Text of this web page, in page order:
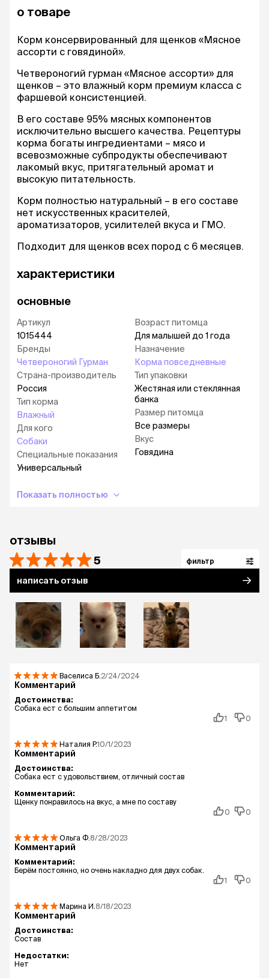
о товаре
Корм консервированный для щенков «Мясное
ассорти с говядиной».
Четвероногий гурман «Мясное ассорти» для
щенков – это влажный корм премиум класса с
фаршевой консистенцией.
В его составе 95% мясных компонентов
исключительно высшего качества. Рецептуры
корма богаты ингредиентами – мясо и
всевозможные субпродукты обеспечивают
лакомый вкус, притягательный аромат и
высокую питательность.
Корм полностью натуральный – в его составе
нет искусственных красителей,
ароматизаторов, усилителей вкуса и ГМО.
Подходит для щенков всех пород с 6 месяцев.
характеристики
основные
Артикул
1015444
Бренды
Четвероногий Гурман
Страна-производитель
Россия
Тип корма
Влажный
Для кого
Собаки
Специальные показания
Универсальный
Возраст питомца
Для малышей до 1 года
Назначение
Корма повседневные
Тип упаковки
Жестяная или стеклянная
банка
Размер питомца
Все размеры
Вкус
Говядина
Показать полностью
отзывы
5 фильтр
написать отзыв
Васелиса Б. 2/24/2024
Комментарий
Достоинства:
Собака ест с большим аппетитом
1
0
Наталия Р.10/1/2023
Комментарий
Достоинства:
Собака ест с удовольствием, отличный состав
Комментарий:
Щенку понравилось на вкус, а мне по составу
0
0
Ольга Ф. 8/28/2023
Комментарий
Комментарий:
Берём постоянно, но очень накладно для двух собак.
1
0
Марина И. 8/18/2023
Комментарий
Достоинства:
Состав
Недостатки:
Нет